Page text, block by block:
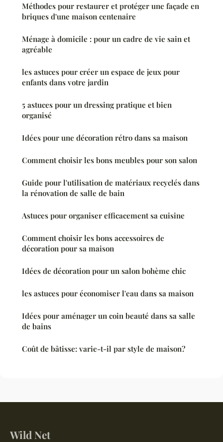
Méthodes pour restaurer et protéger une façade en
briques d'une maison centenaire
Ménage à domicile : pour un cadre de vie sain et
agréable
les astuces pour créer un espace de jeux pour
enfants dans votre jardin
5 astuces pour un dressing pratique et bien
organisé
Idées pour une décoration rétro dans sa maison
Comment choisir les bons meubles pour son salon
Guide pour l'utilisation de matériaux recyclés dans
la rénovation de salle de bain
Astuces pour organiser efficacement sa cuisine
Comment choisir les bons accessoires de
décoration pour sa maison
Idées de décoration pour un salon bohème chic
les astuces pour économiser l'eau dans sa maison
Idées pour aménager un coin beauté dans sa salle
de bains
Coût de bâtisse: varie-t-il par style de maison?
Wild Net